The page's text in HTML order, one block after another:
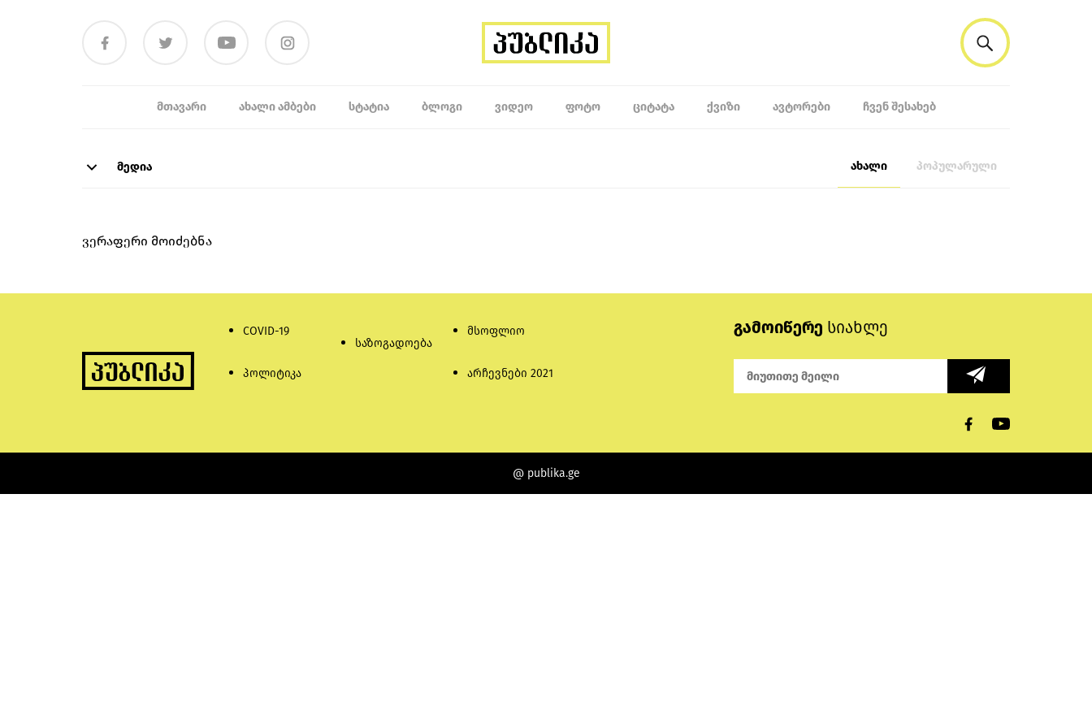
ᲛᲗᲐᲕᲐᲠᲘ ᲐᲮᲐᲚᲘ ᲐᲛᲑᲔᲑᲘ ᲡᲢᲐᲢᲘᲐ ᲑᲚᲝᲒᲘ ᲕᲘᲓᲔᲝ ᲤᲝᲢᲝ ᲪᲘᲢᲐᲢᲐ ᲥᲕᲘᲖᲘ ᲐᲕᲢᲝᲠᲔᲑᲘ ᲩᲕᲔᲜ ᲨᲔᲡᲐᲮᲔᲑ
მედია ახალი პოპულარული
ვერაფერი მოიძებნა
COVID-19
პოლიტიკა
საზოგადოება
მსოფლიო
არჩევნები 2021
გამოიწერე სიახლე
@ publika.ge